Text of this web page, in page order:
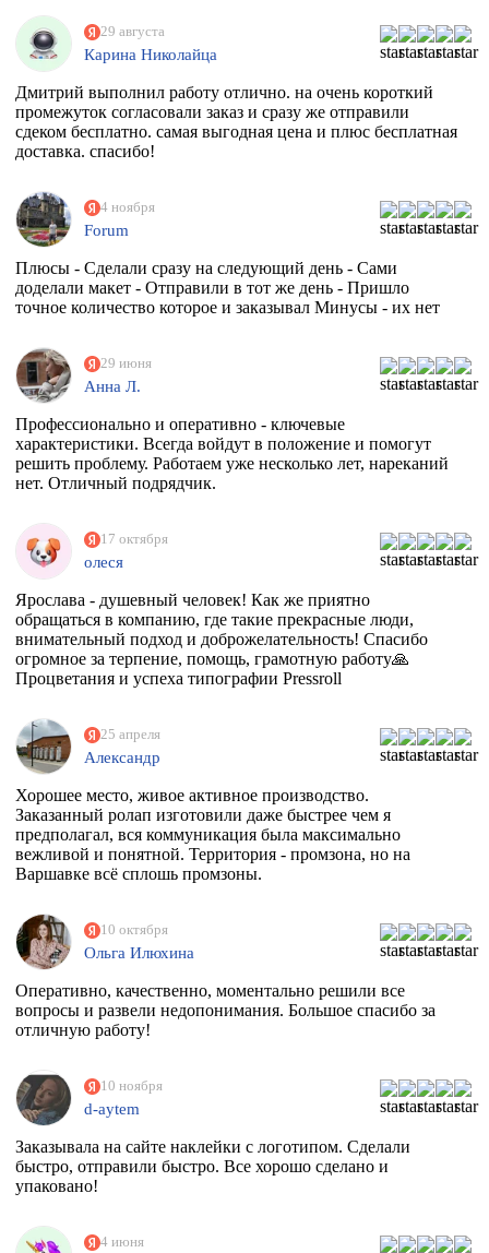
обращаться за помощью.
29 августа
Карина Николайца
Дмитрий выполнил работу отлично. на очень короткий
промежуток согласовали заказ и сразу же отправили
сдеком бесплатно. самая выгодная цена и плюс бесплатная
доставка. спасибо!
4 ноября
Forum
Плюсы - Сделали сразу на следующий день - Сами
доделали макет - Отправили в тот же день - Пришло
точное количество которое и заказывал Минусы - их нет
29 июня
Анна Л.
Профессионально и оперативно - ключевые
характеристики. Всегда войдут в положение и помогут
решить проблему. Работаем уже несколько лет, нареканий
нет. Отличный подрядчик.
17 октября
олеся
Ярослава - душевный человек! Как же приятно
обращаться в компанию, где такие прекрасные люди,
внимательный подход и доброжелательность! Спасибо
огромное за терпение, помощь, грамотную работу🙏
Процветания и успеха типографии Pressroll
25 апреля
Александр
Хорошее место, живое активное производство.
Заказанный ролап изготовили даже быстрее чем я
предполагал, вся коммуникация была максимально
вежливой и понятной. Территория - промзона, но на
Варшавке всё сплошь промзоны.
10 октября
Ольга Илюхина
Оперативно, качественно, моментально решили все
вопросы и развели недопонимания. Большое спасибо за
отличную работу!
10 ноября
d-aytem
Заказывала на сайте наклейки с логотипом. Сделали
быстро, отправили быстро. Все хорошо сделано и
упаковано!
4 июня